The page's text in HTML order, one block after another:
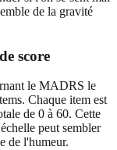
de la gravité
score
le MADRS le
Chaque item est
de 0 à 60. Cette
peut sembler
de l'humeur.